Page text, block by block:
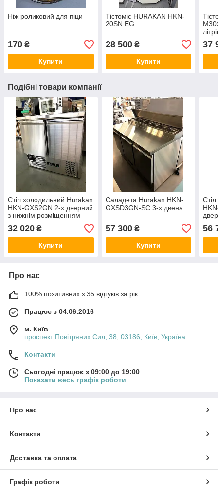
Ніж роликовий для піци
170 ₴
Купити
Тістоміс HURAKAN HKN-
20SN EG
28 500₴
Купити
37
Подібні товари компанії
Стіл холодильний Hurakan
HKN-GXS2GN 2-х дверний
з нижнім розміщенням
32 020 ₴
Купити
Саладета Hurakan HKN-
GXSD3GN-SC 3-х двена
57 300₴
Купити
56
Про нас
100% позитивних з 35 відгуків за рік
Працює з 04.06.2016
м. Київ
проспект Повітряних Сил, 38, 03186, Київ, Україна
Контакти
Сьогодні працює з 09:00 до 19:00
Показати весь графік роботи
Про нас
Контакти
Доставка та оплата
Графік роботи